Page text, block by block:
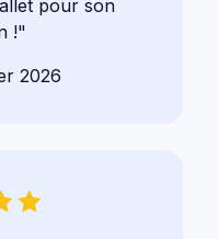
pour son
!"
2026